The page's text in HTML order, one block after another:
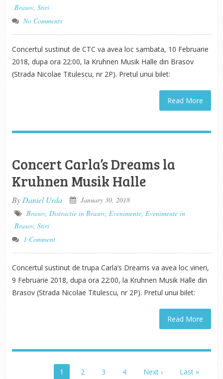
Brasov, Stiri
No Comments
Concertul sustinut de CTC va avea loc sambata, 10 Februarie
2018, dupa ora 22:00, la Kruhnen Musik Halle din Brasov
(Strada Nicolae Titulescu, nr 2P). Pretul unui bilet:
Read More
Concert Carla’s Dreams la
Kruhnen Musik Halle
By Daniel Urda
January 30, 2018
Brasov, Distractie in Brasov, Evenimente, Evenimente in
Brasov, Stiri
1 Comment
Concertul sustinut de trupa Carla’s Dreams va avea loc vineri,
9 Februarie 2018, dupa ora 22:00, la Kruhnen Musik Halle din
Brasov (Strada Nicolae Titulescu, nr 2P). Pretul unui bilet:
Read More
1 2 3 4 Next › Last »